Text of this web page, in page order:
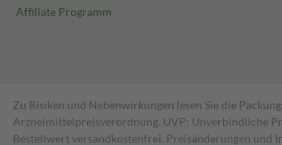
Affiliate Programm
Zu Risiken und Nebenwirkungen lesen Sie die
Arzneimittelpreisverordnung. UVP: Unverbindliche
Bestell­wert versand­kosten­frei. Preisänderungen und